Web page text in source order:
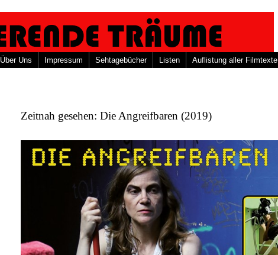
Über Uns Impressum Sehtagebücher Listen Auflistung aller Filmtexte
Zeitnah gesehen: Die Angreifbaren (2019)